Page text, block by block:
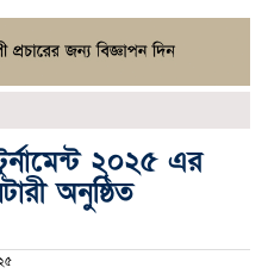
২০২৫ এর
অনুষ্ঠিত